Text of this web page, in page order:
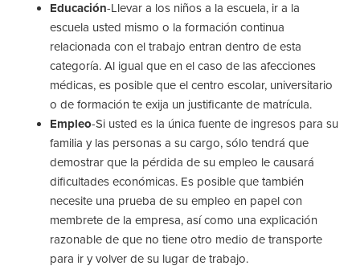
Educación-Llevar a los niños a la escuela, ir a la
escuela usted mismo o la formación continua
relacionada con el trabajo entran dentro de esta
categoría. Al igual que en el caso de las afecciones
médicas, es posible que el centro escolar, universitario
o de formación te exija un justificante de matrícula.
Empleo-Si usted es la única fuente de ingresos para su
familia y las personas a su cargo, sólo tendrá que
demostrar que la pérdida de su empleo le causará
dificultades económicas. Es posible que también
necesite una prueba de su empleo en papel con
membrete de la empresa, así como una explicación
razonable de que no tiene otro medio de transporte
para ir y volver de su lugar de trabajo.